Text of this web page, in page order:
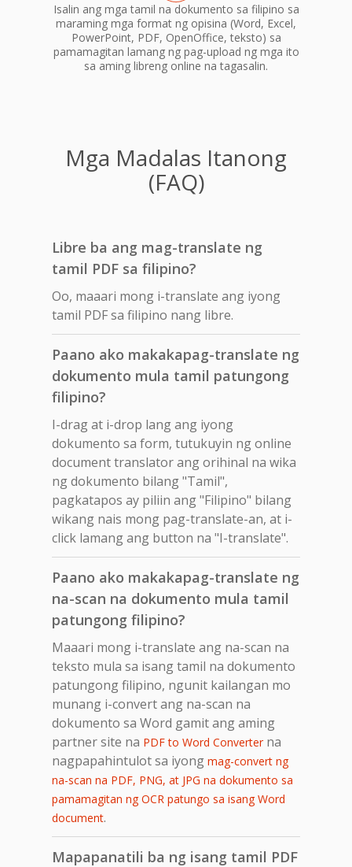
Isalin ang mga tamil na dokumento sa filipino sa
maraming mga format ng opisina (Word, Excel,
PowerPoint, PDF, OpenOffice, teksto) sa
pamamagitan lamang ng pag-upload ng mga ito
sa aming libreng online na tagasalin.
Mga Madalas Itanong
(FAQ)
Libre ba ang mag-translate ng
tamil PDF sa filipino?
Oo, maaari mong i-translate ang iyong
tamil PDF sa filipino nang libre.
Paano ako makakapag-translate ng
dokumento mula tamil patungong
filipino?
I-drag at i-drop lang ang iyong
dokumento sa form, tutukuyin ng online
document translator ang orihinal na wika
ng dokumento bilang "Tamil",
pagkatapos ay piliin ang "Filipino" bilang
wikang nais mong pag-translate-an, at i-
click lamang ang button na "I-translate".
Paano ako makakapag-translate ng
na-scan na dokumento mula tamil
patungong filipino?
Maaari mong i-translate ang na-scan na
teksto mula sa isang tamil na dokumento
patungong filipino, ngunit kailangan mo
munang i-convert ang na-scan na
dokumento sa Word gamit ang aming
partner site na PDF to Word Converterna
nagpapahintulot sa iyong mag-convert ng
na-scan na PDF, PNG, at JPG na dokumento sa
pamamagitan ng OCR patungo sa isang Word
document.
Mapapanatili ba ng isang tamil PDF